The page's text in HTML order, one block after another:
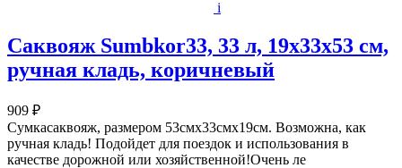
i
Саквояж Sumbkor33, 33 л, 19х33х53 см,
ручная кладь, коричневый
909 ₽
Сумкасаквояж, размером 53смх33смх19см. Возможна, как
ручная кладь! Подойдет для поездок и использования в
качестве дорожной или хозяйственной!Очень ле